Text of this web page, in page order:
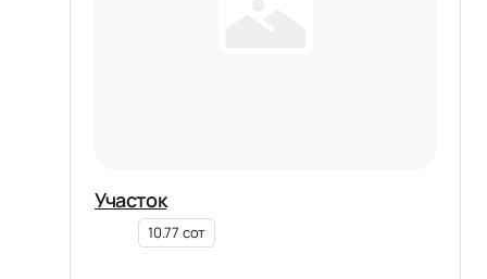
Участок
10.77 сот